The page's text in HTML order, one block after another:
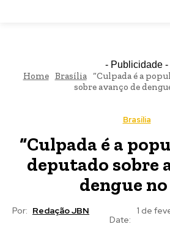
- Publicidade -
Home Brasília “Culpada é a
sobre avanço de
Brasília
“Culpada é a
deputado sobre
dengue no
Por: Redação JBN
Date:
1 de